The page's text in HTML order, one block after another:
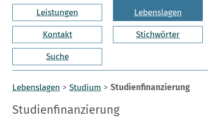
Leistungen Lebenslagen
Kontakt Stichwörter
Suche
Lebenslagen > Studium > Studienfinanzierung
Studienfinanzierung